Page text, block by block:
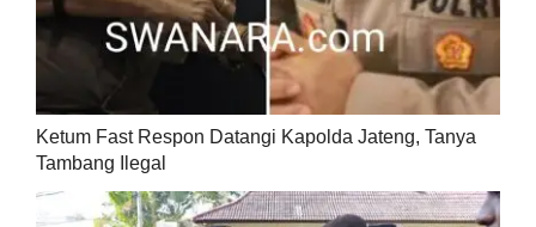
Ketum Fast Respon Datangi Kapolda Jateng, Tanya
Tambang Ilegal